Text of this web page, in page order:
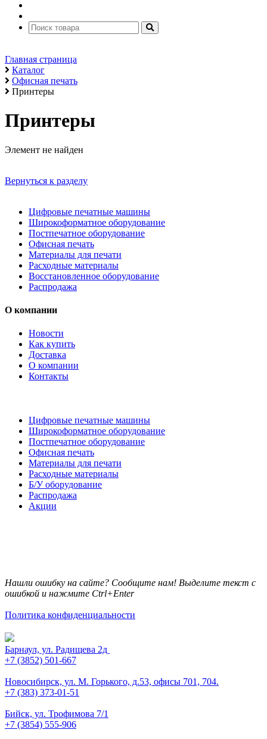
Главная страница
Каталог
Офисная печать
Принтеры
Принтеры
Элемент не найден
Вернуться к разделу
Цифровые печатные машины
Широкоформатное оборудование
Постпечатное оборудование
Офисная печать
Материалы для печати
Расходные материалы
Восстановленное оборудование
Распродажа
О компании
Новости
Как купить
Доставка
О компании
Контакты
Цифровые печатные машины
Широкоформатное оборудование
Постпечатное оборудование
Офисная печать
Материалы для печати
Расходные материалы
Б/У оборудование
Распродажа
Акции
Нашли ошибку на сайте? Сообщите нам! Выделите текст с
ошибкой и нажмите Ctrl+Enter
Политика конфиденциальности
Барнаул, ул. Радищева 2д
+7 (3852) 501-667
Новосибирск, ул. М. Горького, д.53, офисы 701, 704.
+7 (383) 373-01-51
Бийск, ул. Трофимова 7/1
+7 (3854) 555-906